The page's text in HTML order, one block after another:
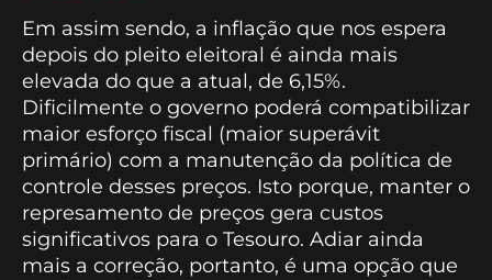
Em assim sendo, a inflação que nos espera
depois do pleito eleitoral é ainda mais
elevada do que a atual, de 6,15%.
Dificilmente o governo poderá compatibilizar
maior esforço fiscal (maior superávit
primário) com a manutenção da política de
controle desses preços. Isto porque, manter o
represamento de preços gera custos
significativos para o Tesouro. Adiar ainda
mais a correção, portanto, é uma opção que